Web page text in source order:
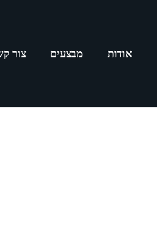
אודות מבצעים צור